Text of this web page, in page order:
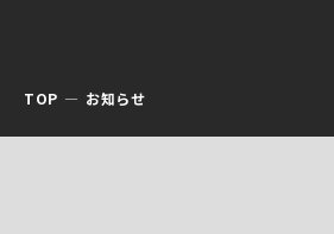
TOP お知らせ